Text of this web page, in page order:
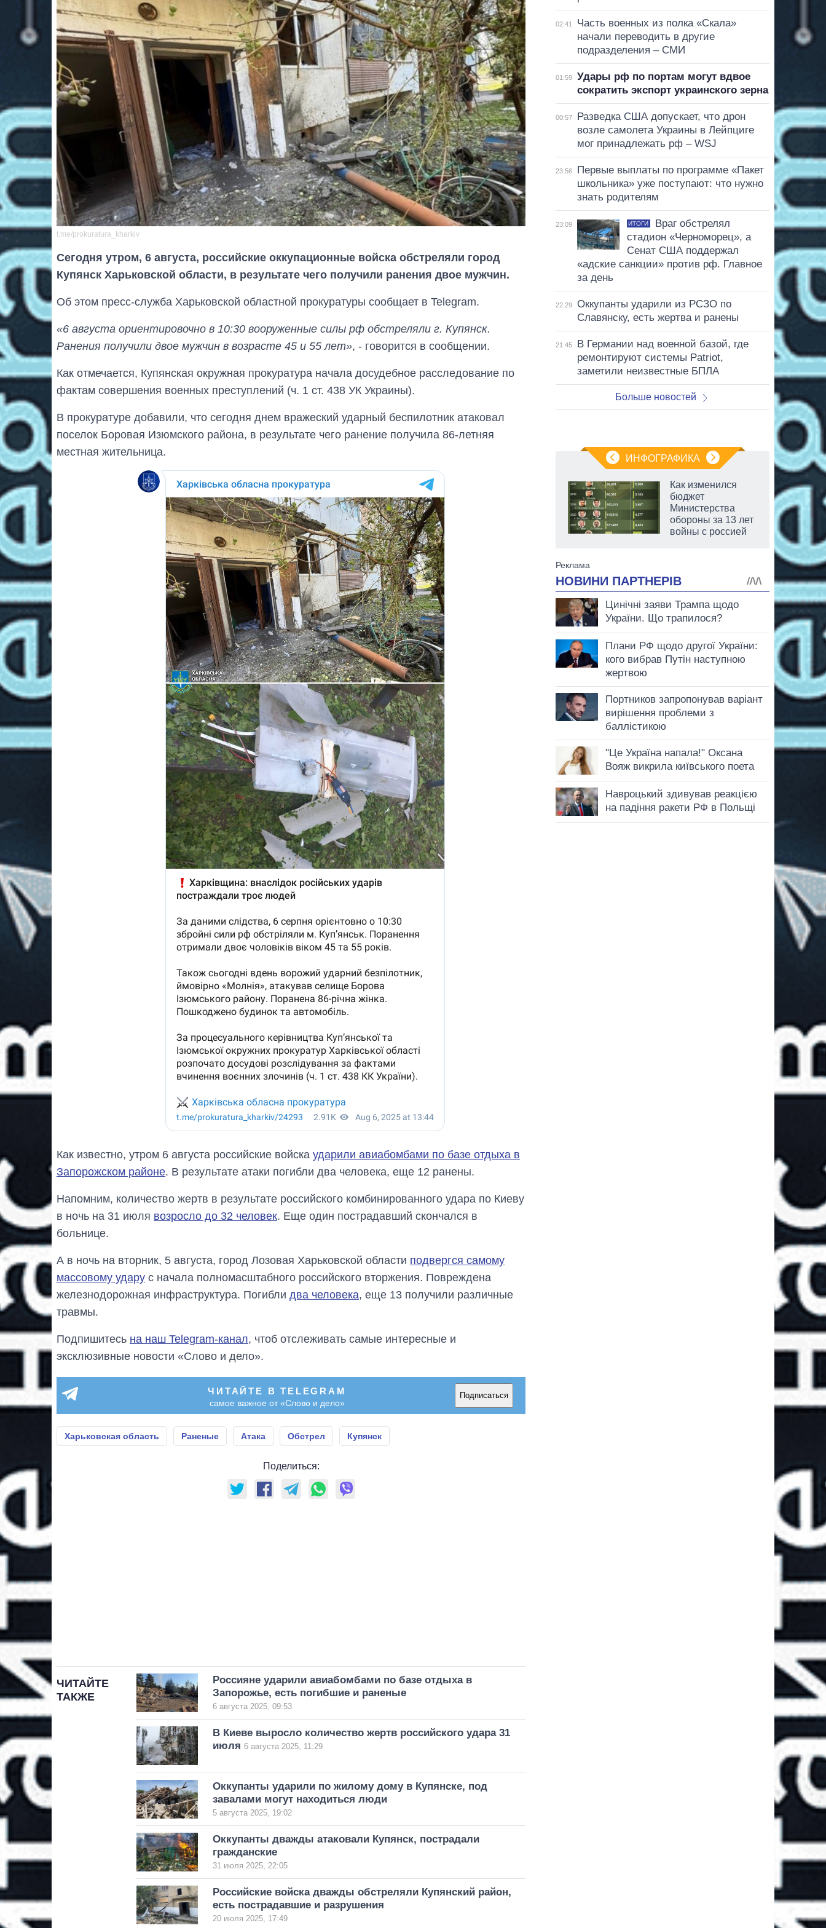
t.me/prokuratura_kharkiv
Сегодня утром, 6 августа, российские оккупационные войска обстреляли город
Купянск Харьковской области, в результате чего получили ранения двое мужчин.
Об этом пресс-служба Харьковской областной прокуратуры сообщает в Telegram.
«6 августа ориентировочно в 10:30 вооруженные силы рф обстреляли г. Купянск.
Ранения получили двое мужчин в возрасте 45 и 55 лет», - говорится в сообщении.
Как отмечается, Купянская окружная прокуратура начала досудебное расследование по
фактам совершения военных преступлений (ч. 1 ст. 438 УК Украины).
В прокуратуре добавили, что сегодня днем вражеский ударный беспилотник атаковал
поселок Боровая Изюмского района, в результате чего ранение получила 86-летняя
местная жительница.
Как известно, утром 6 августа российские войска ударили авиабомбами по базе отдыха в
Запорожском районе. В результате атаки погибли два человека, еще 12 ранены.
Напомним, количество жертв в результате российского комбинированного удара по Киеву
в ночь на 31 июля возросло до 32 человек. Еще один пострадавший скончался в
больнице.
А в ночь на вторник, 5 августа, город Лозовая Харьковской области подвергся самому
массовому удару с начала полномасштабного российского вторжения. Повреждена
железнодорожная инфраструктура. Погибли два человека, еще 13 получили различные
травмы.
Подпишитесь на наш Telegram-канал, чтоб отслеживать самые интересные и
эксклюзивные новости «Слово и дело».
ЧИТАЙТЕ В TELEGRAM
самое важное от «Слово и дело»
Подписаться
Харьковская область Раненые Атака Обстрел Купянск
Поделиться:
ЧИТАЙТЕ
ТАКЖЕ
Россияне ударили авиабомбами по базе отдыха в
Запорожье, есть погибшие и раненые
6 августа 2025, 09:53
В Киеве выросло количество жертв российского удара 31
июля 6 августа 2025, 11:29
Оккупанты ударили по жилому дому в Купянске, под
завалами могут находиться люди
5 августа 2025, 19:02
Оккупанты дважды атаковали Купянск, пострадали
гражданские
31 июля 2025, 22:05
Российские войска дважды обстреляли Купянский район,
есть пострадавшие и разрушения
20 июля 2025, 17:49
02:41
Часть военных из полка «Скала»
начали переводить в другие
подразделения – СМИ
01:59
Удары рф по портам могут вдвое
сократить экспорт украинского зерна
00:57
Разведка США допускает, что дрон
возле самолета Украины в Лейпциге
мог принадлежать рф – WSJ
23:56
Первые выплаты по программе «Пакет
школьника» уже поступают: что нужно
знать родителям
23:09 ИТОГИ
Враг обстрелял
стадион «Черноморец», а
Сенат США поддержал
«адские санкции» против рф. Главное
за день
22:29
Оккупанты ударили из РСЗО по
Славянску, есть жертва и ранены
21:45
В Германии над военной базой, где
ремонтируют системы Patriot,
заметили неизвестные БПЛА
Больше новостей
ИНФОГРАФИКА
Как изменился
бюджет
Министерства
обороны за 13 лет
войны с россией